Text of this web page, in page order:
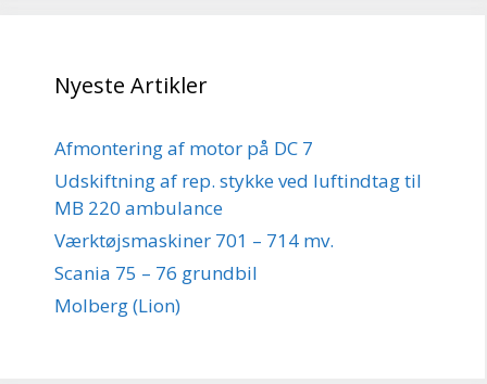
Nyeste Artikler
Afmontering af motor på DC 7
Udskiftning af rep. stykke ved luftindtag til
MB 220 ambulance
Værktøjsmaskiner 701 – 714 mv.
Scania 75 – 76 grundbil
Molberg (Lion)